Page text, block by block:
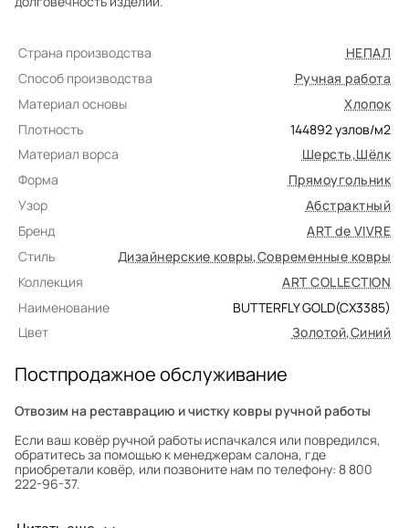
Страна производства
НЕПАЛ
Способ производства
Ручная работа
Материал основы
Хлопок
Плотность
144892узлов/м2
Материал ворса
Шерсть,Шёлк
Форма
Прямоугольник
Узор
Абстрактный
Бренд
ART de VIVRE
Стиль
Дизайнерские ковры,Современные ковры
Коллекция
ART COLLECTION
Наименование
BUTTERFLY GOLD(CX3385)
Цвет
Золотой,Синий
Постпродажное обслуживание
Отвозим на реставрацию и чистку ковры ручной работы
Если ваш ковёр ручной работы испачкался или повредился,
обратитесь за помощью к менеджерам салона, где
приобретали ковёр, или позвоните нам по телефону: 8 800
222-96-37.
Профилактика износа